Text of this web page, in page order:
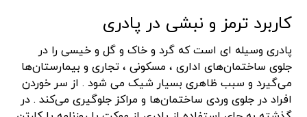
کاربرد ترمز و نبشی در پادری
پادری وسیله ای است که گرد و خاک و گل و خیسی را در
جلوی ساختمان‌های اداری ، مسکونی ، تجاری و بیمارستان‌ها
می‌گیرد و سبب ظاهری بسیار شیک می شود . از سر خوردن
افراد در جلوی وردی ساختمان‌ها و مراکز جلوگيری می‌کند . در